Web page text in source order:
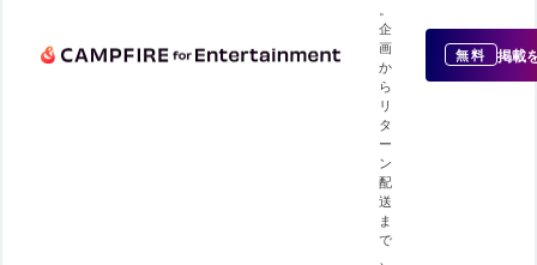
企
画
か
ら
リ
タ
ー
ン
配
送
ま
で
無料 掲載